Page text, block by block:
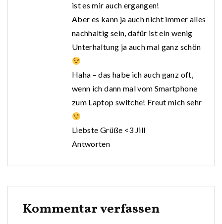
ist es mir auch ergangen!
Aber es kann ja auch nicht immer alles
nachhaltig sein, dafür ist ein wenig
Unterhaltung ja auch mal ganz schön
Haha – das habe ich auch ganz oft,
wenn ich dann mal vom Smartphone
zum Laptop switche! Freut mich sehr
Liebste Grüße <3 Jill
Antworten
Kommentar verfassen